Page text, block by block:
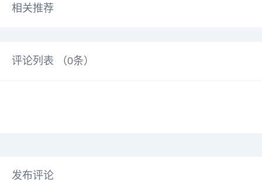
相关推荐
评论列表 （0条）
发布评论